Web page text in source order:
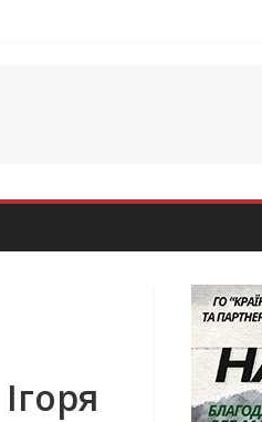
Паламарчук
з Тернопільщини